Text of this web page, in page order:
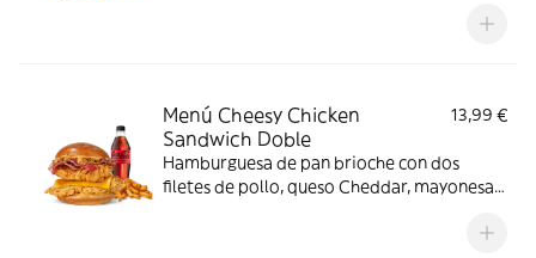
Menú Cheesy Chicken
Sandwich Doble
13,99 €
Hamburguesa de pan brioche con dos
filetes de pollo, queso Cheddar, mayonesa,